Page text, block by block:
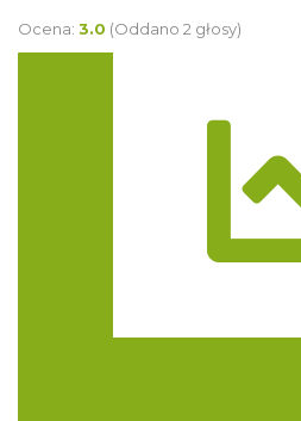
Ocena: 3.0 (Oddano 2 głosy)